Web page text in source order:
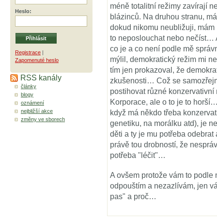
Heslo:
Registrace |
Zapomenuté heslo
RSS kanály
články
blogy
oznámení
nejbližší akce
změny ve sborech
méně totalitní režimy zavírají
blázinců. Na druhou stranu,
dokud nikomu neubližuji, mám
to neposlouchat nebo nečíst…
co je a co není podle mě
mýlil, demokratický režim mi
tím jen prokazoval, že
zkušenosti… Což se
postihovat různé
Korporace, ale o to je to
když má někdo třeba
genetiku, na morálku atd), je
děti a ty je mu potřeba
právě tou drobností, že
potřeba "léčit"…
A ovšem protože vám to podle
odpouštím a nezazlívám, jen
pas" a proč…